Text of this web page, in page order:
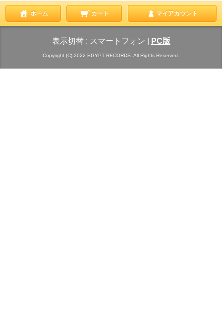
ホーム カート マイアカウント
表示切替 : スマートフォン PC版
Copyright (C) 2022 EGYPT RECORDS. All Rights Reserved.